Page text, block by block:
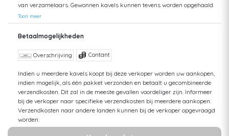
van verzamelaars. Gewonnen kavels kunnen tevens worden opgehaald.
Uw aankopen worden gecombineerd verzonden om hoge verzendkosten
te kunnen beperken. Zendingen worden gedaan vanuit zowel België als
Nederland. Bij verzending van bedragen hoger dan €75 wordt een
hoger uitvallen dan het getoonde tarief aangezien de uiteindelijke
verkoopprijs niet altijd bekend is. Bij een aangetekende zending bent u
verzekerd tegen schade of verlies van uw zending. Bij een standaard
zending kan ik geen terugbetaling doen van uw aankoop bij verlies of
schade. Voor vragen hierover kunt u altijd contact opnemen. Aankopen
worden, zonder afspraak, maximaal 1 jaar bewaard. Daarna kunt u
geen aanspraak maken op uw betaling en op uw bewaarde aankopen,
tenzij u opslagkosten betaalt. De hoogte van deze kosten zijn
Toon meer
Betaalmogelijkheden
Overschrijving Contant
Indien u meerdere kavels koopt bij deze verkoper worden uw aankopen,
indien mogelijk, als één pakket verzonden en betaalt u gecombineerde
verzendkosten. Dit zal in de meeste gevallen voordeliger zijn. Informeer
bij de verkoper naar specifieke verzendkosten bij meerdere aankopen.
Verzendkosten naar andere landen kunnen bij de verkoper opgevraagd
worden.